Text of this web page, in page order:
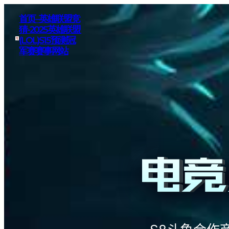
首页–英雄联盟竞
猜-2025英雄联盟
(LOL)S15预测冠
军赛赛事网站